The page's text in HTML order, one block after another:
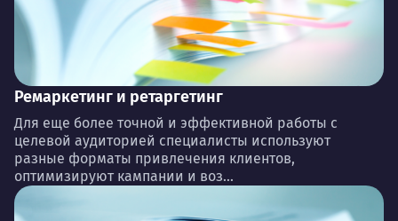
Ремаркетинг и ретаргетинг
Для еще более точной и эффективной работы с
целевой аудиторией специалисты используют
разные форматы привлечения клиентов,
оптимизируют кампании и воз...